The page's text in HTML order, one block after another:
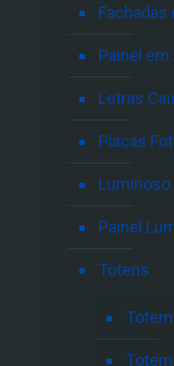
Fachadas
Painel em
Letras
Placas
Painel
Totens